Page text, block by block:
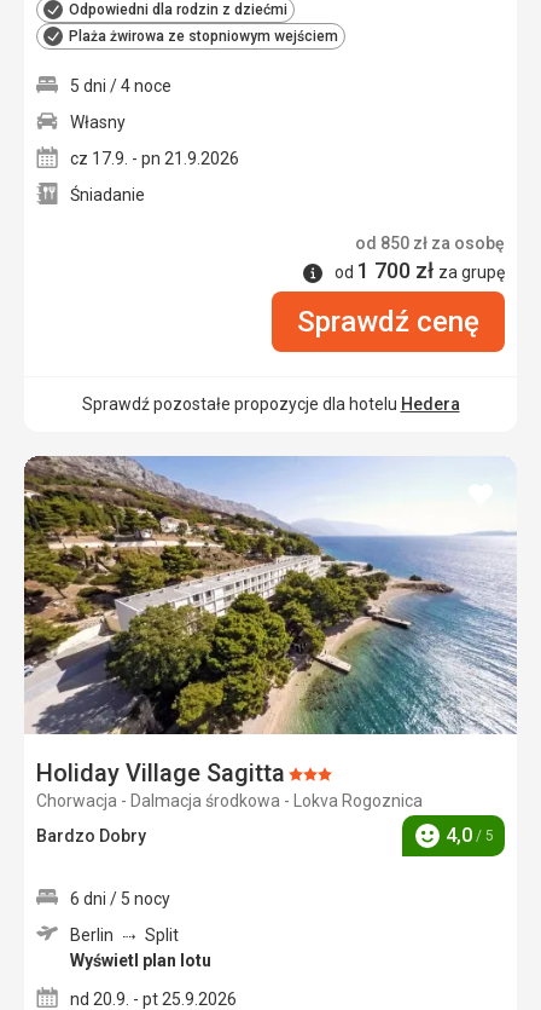
Odpowiedni dla rodzin z dziećmi
Plaża żwirowa ze stopniowym wejściem
5 dni / 4 noce
Własny
cz 17.9. - pn 21.9.2026
Śniadanie
od 850 zł za osobę
Informacje
od 1 700 zł za grupę
Sprawdź cenę
Sprawdź pozostałe propozycje dla hotelu Hedera
Holiday Village Sagitta Ocena:
3/5
Chorwacja - Dalmacja środkowa - Lokva Rogoznica
Bardzo Dobry
Ocena
4,0 / 5
6 dni / 5 nocy
Berlin
Split
Wyświetl plan lotu
nd 20.9. - pt 25.9.2026